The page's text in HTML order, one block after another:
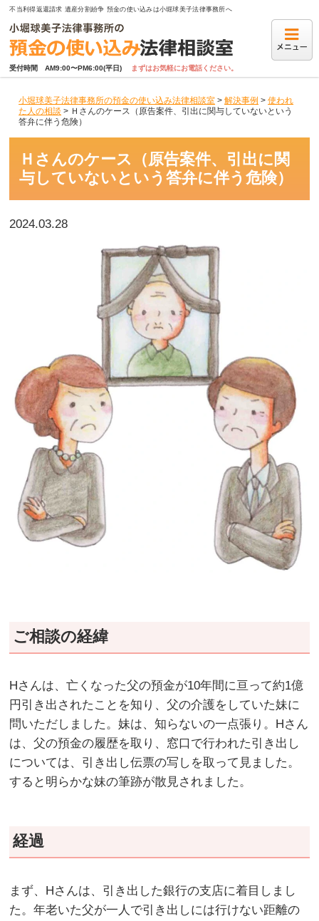
不当利得返還請求 遺産分割紛争 預金の使い込みは小堀球美子法律事務所へ
受付時間　AM9:00〜PM6:00(平日) まずはお気軽にお電話ください。
小堀球美子法律事務所の預金の使い込み法律相談室 >解決事例 >使われ
た人の相談 > Ｈさんのケース（原告案件、引出に関与していないという
答弁に伴う危険）
Ｈさんのケース（原告案件、引出に関
与していないという答弁に伴う危険）
2024.03.28
ご相談の経緯
Hさんは、亡くなった父の預金が10年間に亘って約1億
円引き出されたことを知り、父の介護をしていた妹に
問いただしました。妹は、知らないの一点張り。Hさん
は、父の預金の履歴を取り、窓口で行われた引き出し
については、引き出し伝票の写しを取って見ました。
すると明らかな妹の筆跡が散見されました。
経過
まず、Hさんは、引き出した銀行の支店に着目しまし
た。年老いた父が一人で引き出しには行けない距離の